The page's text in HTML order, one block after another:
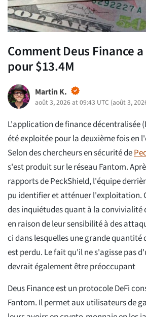
Comment Deus Finance
pour $13.4M
Martin K.
août 3, 2026 at 09:43 UTC (août 3,
L'application de finance décentralisée
été exploitée pour la deuxième fois en
Selon des chercheurs en sécurité de
s'est produit sur le réseau Fantom.
rapports de PeckShield, l'équipe
pu identifier et atténuer l'exploitation.
des inquiétudes quant à la convivialité
en raison de leur sensibilité à des
ci dans lesquelles une grande
est perdu. Le fait qu'il ne s'agisse pas
devrait également être préoccupant
Deus Finance est un protocole DeFi
Fantom. Il permet aux utilisateurs de